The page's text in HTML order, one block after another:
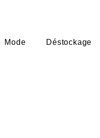
Mode Déstockage